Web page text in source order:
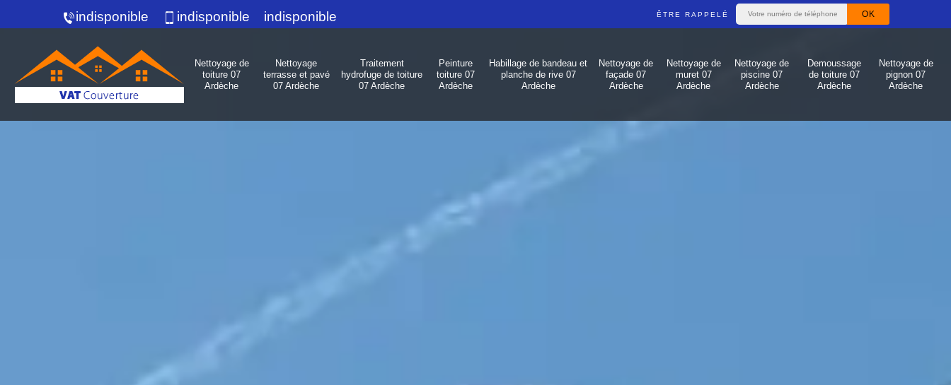
indisponible indisponible indisponible ÊTRE RAPPELÉ
Nettoyage de
toiture 07
Ardèche
Nettoyage
terrasse et pavé
07 Ardèche
Traitement
hydrofuge de toiture
07 Ardèche
Peinture
toiture 07
Ardèche
Habillage de bandeau et
planche de rive 07
Ardèche
Nettoyage de
façade 07
Ardèche
Nettoyage de
muret 07
Ardèche
Nettoyage de
piscine 07
Ardèche
Demoussage
de toiture 07
Ardèche
Nettoyage de
pignon 07
Ardèche